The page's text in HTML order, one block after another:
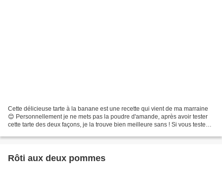
Cette délicieuse tarte à la banane est une recette qui vient de ma marraine
😊 Personnellement je ne mets pas la poudre d'amande, après avoir tester
cette tarte des deux façons, je la trouve bien meilleure sans ! Si vous testez
Rôti aux deux pommes